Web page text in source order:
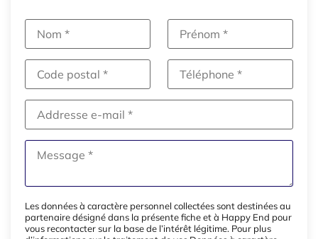
Les données à caractère personnel collectées sont destinées au
partenaire désigné dans la présente fiche et à Happy End pour
vous recontacter sur la base de l’intérêt légitime. Pour plus